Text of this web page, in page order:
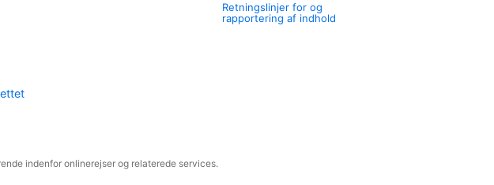
Retningslinjer for og
rapportering af indhold
indenfor onlinerejser og relaterede services.